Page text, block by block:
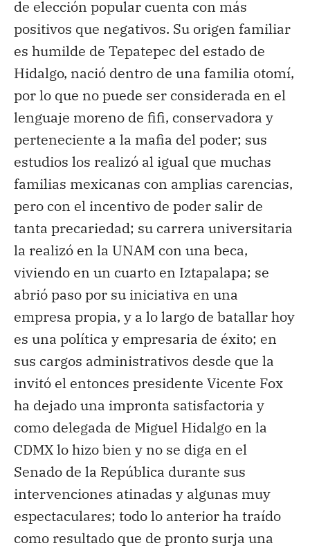
de elección popular cuenta con más
positivos que negativos. Su origen familiar
es humilde de Tepatepec del estado de
Hidalgo, nació dentro de una familia otomí,
por lo que no puede ser considerada en el
lenguaje moreno de fifi, conservadora y
perteneciente a la mafia del poder; sus
estudios los realizó al igual que muchas
familias mexicanas con amplias carencias,
pero con el incentivo de poder salir de
tanta precariedad; su carrera universitaria
la realizó en la UNAM con una beca,
viviendo en un cuarto en Iztapalapa; se
abrió paso por su iniciativa en una
empresa propia, y a lo largo de batallar hoy
es una política y empresaria de éxito; en
sus cargos administrativos desde que la
invitó el entonces presidente Vicente Fox
ha dejado una impronta satisfactoria y
como delegada de Miguel Hidalgo en la
CDMX lo hizo bien y no se diga en el
Senado de la República durante sus
intervenciones atinadas y algunas muy
espectaculares; todo lo anterior ha traído
como resultado que de pronto surja una